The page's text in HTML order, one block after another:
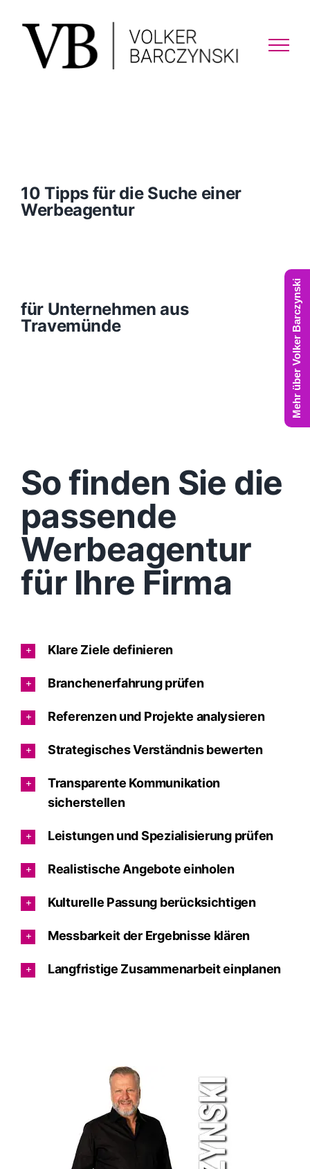
content
10 Tipps für die Suche einer
Werbeagentur
für Unternehmen aus
Travemünde
So finden Sie die
passende
Werbeagentur
für Ihre Firma
Klare Ziele definieren
Branchenerfahrung prüfen
Referenzen und Projekte analysieren
Strategisches Verständnis bewerten
Transparente Kommunikation
sicherstellen
Leistungen und Spezialisierung prüfen
Realistische Angebote einholen
Kulturelle Passung berücksichtigen
Messbarkeit der Ergebnisse klären
Langfristige Zusammenarbeit einplanen
Mehr über Volker Barczynski